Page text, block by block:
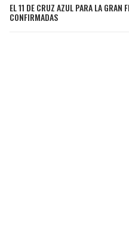
EL 11 DE CRUZ AZUL PARA LA
CONFIRMADAS